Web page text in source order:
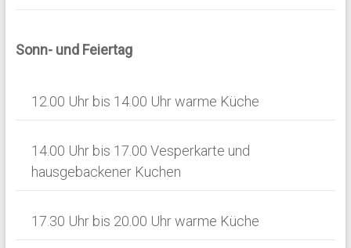
Sonn- und Feiertag
12.00 Uhr bis 14.00 Uhr warme Küche
14.00 Uhr bis 17.00 Vesperkarte und
hausgebackener Kuchen
17.30 Uhr bis 20.00 Uhr warme Küche